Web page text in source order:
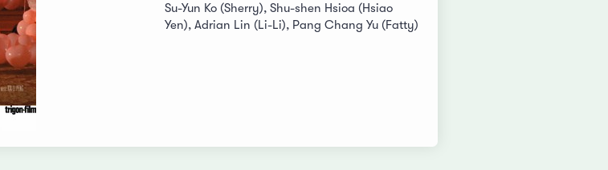
Su-Yun Ko (Sherry), Shu-shen Hsioa (Hsiao
Yen), Adrian Lin (Li-Li), Pang Chang Yu (Fatty)